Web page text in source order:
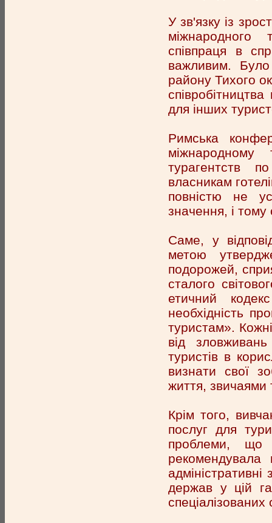
У зв'язку із
міжнародного
співпраця в
важливим.
району Тихого
для інших
Римська
міжнародному
турагентств
власникам
повністю не
значення, і тому
Саме, у
метою
подорожей,
сталого
етичний
необхідність
туристам».
від
туристів в
визнати свої
життя, звичаями
Крім того,
послуг для
проблеми, що
рекомендувала
держав у цій